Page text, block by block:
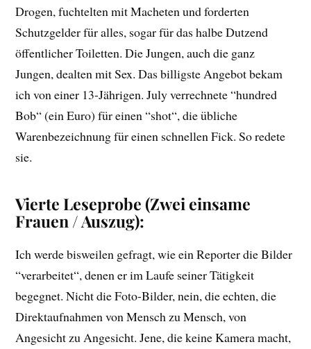
Drogen, fuchtelten mit Macheten und forderten
Schutzgelder für alles, sogar für das halbe Dutzend
öffentlicher Toiletten. Die Jungen, auch die ganz
Jungen, dealten mit Sex. Das billigste Angebot bekam
ich von einer 13-Jährigen. July verrechnete “hundred
Bob“ (ein Euro) für einen “shot“, die übliche
Warenbezeichnung für einen schnellen Fick. So redete
sie.
Vierte Leseprobe (Zwei einsame
Frauen / Auszug):
Ich werde bisweilen gefragt, wie ein Reporter die Bilder
“verarbeitet“, denen er im Laufe seiner Tätigkeit
begegnet. Nicht die Foto-Bilder, nein, die echten, die
Direktaufnahmen von Mensch zu Mensch, von
Angesicht zu Angesicht. Jene, die keine Kamera macht,